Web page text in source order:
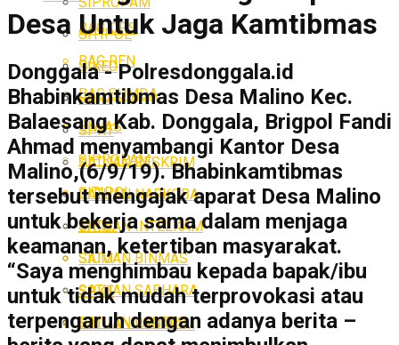
SITIPOL
SIKEU
SIUM
SPKT
SATUAN RESKRIM
SATUAN NARKOBA
SATUAN INTELKAM
SATUAN BINMAS
SATUAN SABHARA
SATUAN LANTAS
BAG OPS
BAG REN
BAG SUMDA
SIWAS
SIPROPAM
SITIPOL
SIKEU
SIUM
SPKT
SATUAN RESKRIM
Desa Untuk Jaga Kamtibmas
Donggala - Polresdonggala.id
Bhabinkamtibmas Desa Malino Kec.
Balaesang Kab. Donggala, Brigpol Fandi
Ahmad menyambangi Kantor Desa
Malino,(6/9/19). Bhabinkamtibmas
tersebut mengajak aparat Desa Malino
untuk bekerja sama dalam menjaga
keamanan, ketertiban masyarakat.
“Saya menghimbau kepada bapak/ibu
untuk tidak mudah terprovokasi atau
terpengaruh dengan adanya berita –